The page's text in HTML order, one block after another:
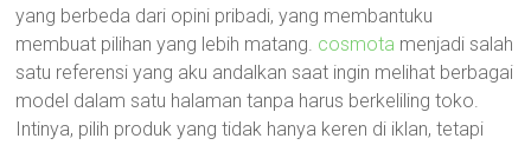
yang berbeda dari opini pribadi, yang membantuku
membuat pilihan yang lebih matang. cosmota menjadi salah
satu referensi yang aku andalkan saat ingin melihat berbagai
model dalam satu halaman tanpa harus berkeliling toko.
Intinya, pilih produk yang tidak hanya keren di iklan, tetapi